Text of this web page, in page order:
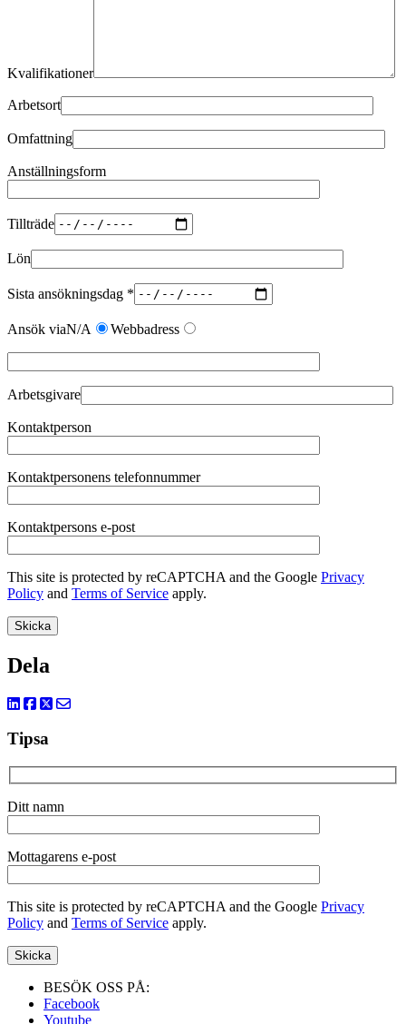
Kvalifikationer
Arbetsort
Omfattning
Anställningsform
Tillträde
Lön
Sista ansökningsdag *
Ansök viaN/A Webbadress
Arbetsgivare
Kontaktperson
Kontaktpersonens telefonnummer
Kontaktpersons e-post
This site is protected by reCAPTCHA and the Google Privacy
Policy and Terms of Service apply.
Dela
Tipsa
Ditt namn
Mottagarens e-post
This site is protected by reCAPTCHA and the Google Privacy
Policy and Terms of Service apply.
BESÖK OSS PÅ:
Facebook
Youtube